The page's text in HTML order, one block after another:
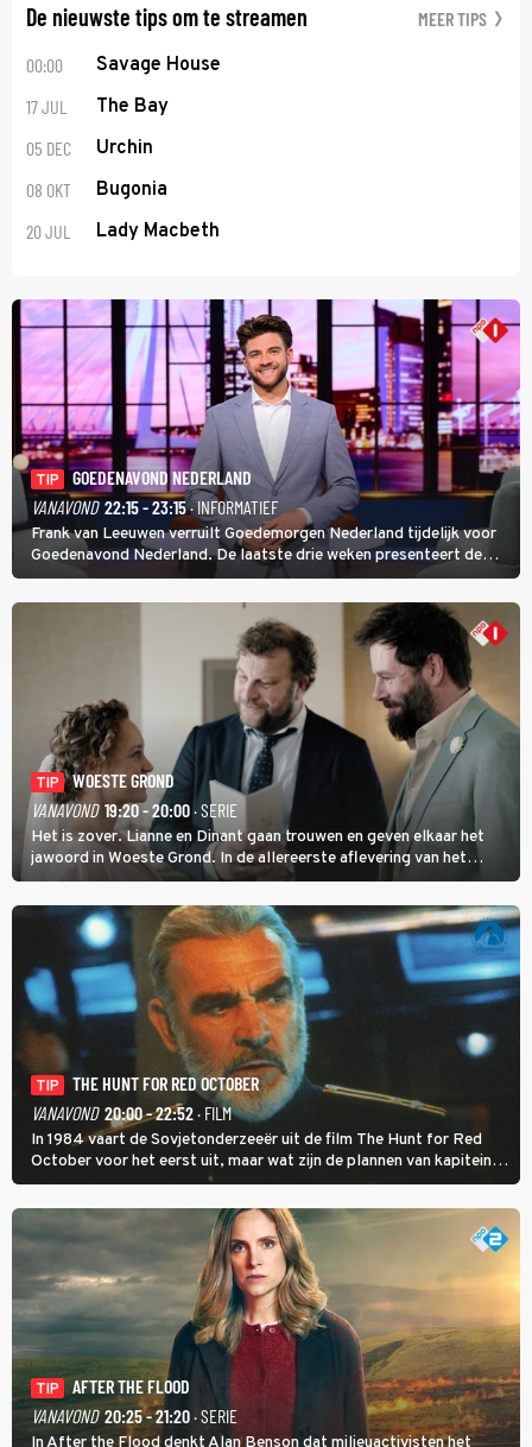
De nieuwste tips om te streamen MEER TIPS
00:00 Savage House
17 JUL The Bay
05 DEC Urchin
08 OKT Bugonia
20 JUL Lady Macbeth
TIP
GOEDENAVOND NEDERLAND
VANAVOND 22:15 - 23:15· INFORMATIEF
Frank van Leeuwen verruilt Goedemorgen Nederland tijdelijk voor
Goedenavond Nederland. De laatste drie weken presenteert de
journalist en De Slimste Mens-winnaar deze avondtalkshow om en
om met Sam Hagens, die er al vanaf het begin bij is.
TIP
WOESTE GROND
VANAVOND 19:20 - 20:00· SERIE
Het is zover. Lianne en Dinant gaan trouwen en geven elkaar het
jawoord in Woeste Grond. In de allereerste aflevering van het
eerste seizoen kwam Lianne vanuit de Randstad naar Twente. Daar
is ze inmiddels helemaal op haar plek.
TIP
THE HUNT FOR RED OCTOBER
VANAVOND 20:00 - 22:52· FILM
In 1984 vaart de Sovjetonderzeeër uit de film The Hunt for Red
October voor het eerst uit, maar wat zijn de plannen van kapitein
Marko Ramius?
TIP
AFTER THE FLOOD
VANAVOND 20:25 - 21:20· SERIE
In After the Flood denkt Alan Benson dat milieuactivisten het